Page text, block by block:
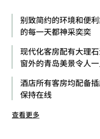
别致简约的环境和便
的每一天都神采奕奕
现代化客房配有大理
窗外的青岛美景令人
酒店所有客房均配备
保持在线
查看更多